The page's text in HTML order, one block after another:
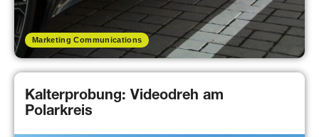
Marketing Communications
Kalterprobung: Videodreh am
Polarkreis